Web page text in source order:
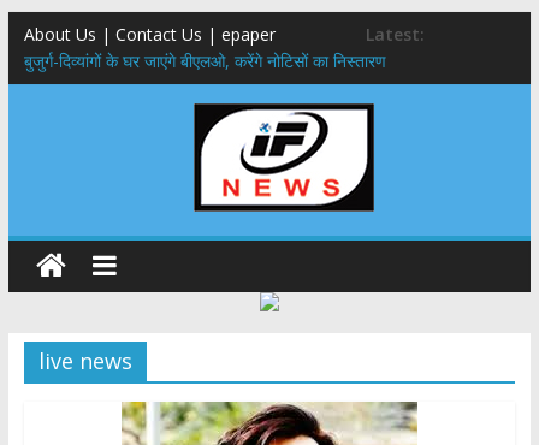
About Us | Contact Us | epaper
Latest:
बुजुर्ग-दिव्यांगों के घर जाएंगे बीएलओ, करेंगे नोटिसों का निस्तारण
24×7 अलर्ट मोड में रहें अधिकारी-मुख्य सचिव मानसून-एसईओसी से मुख्य सचिव ने
की विस्तृत समीक्षा कहा-बंद सड़कों को शीघ्र खोला जाए, लोगों को न हो दिक्कत
459 करोड़ से एचएनबी गढ़वाल विश्वविद्यालय में अनुसंधान संरचना होगी सुदृढ,उच्च
शिक्षा मंत्री धन सिंह रावत ने नवनियुक्त केन्द्रीय शिक्षा मंत्री से की मुलाकात
मुख्यमंत्री से महानिदेशक एनसीसी ने की शिष्टाचार भेंट,उत्तराखण्ड में एनसीसी के
विस्तार एवं आधुनिक आधारभूत संरचना के विकास पर हुई महत्वपूर्ण चर्चा
एमडीडीए बोर्ड बैठक, देहरादून और मसूरी के विकास के लिए 25 बड़े प्रस्तावों को मिली
हरी झंडी
live news